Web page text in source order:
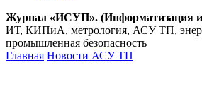
Журнал «ИСУП». (Информатизация
ИТ, КИПиА, метрология, АСУ ТП,
промышленная безопасность
Главная Новости АСУ ТП